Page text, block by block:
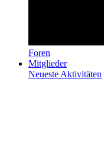
Foren
Mitglieder
Neueste Aktivitäten